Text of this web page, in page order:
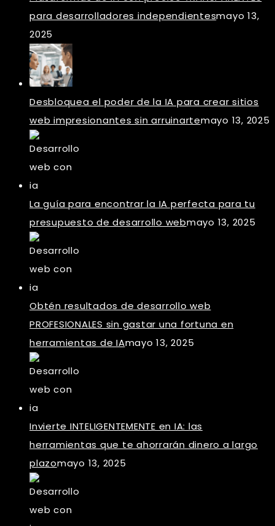
para desarrolladores independientesmayo 13,
2025
Desbloquea el poder de la IA para crear sitios
web impresionantes sin arruinartemayo 13, 2025
La guía para encontrar la IA perfecta para tu
presupuesto de desarrollo webmayo 13, 2025
Obtén resultados de desarrollo web
PROFESIONALES sin gastar una fortuna en
herramientas de IAmayo 13, 2025
Invierte INTELIGENTEMENTE en IA: las
herramientas que te ahorrarán dinero a largo
plazomayo 13, 2025